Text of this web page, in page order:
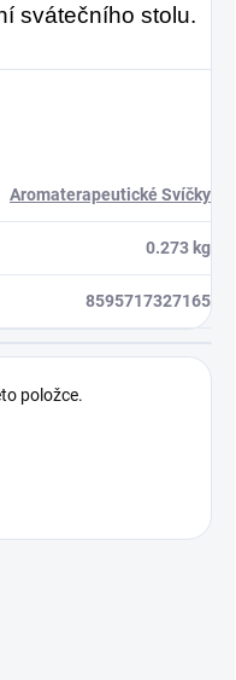
svátečního stolu.
Aromaterapeutické Svíčky
0.273 kg
8595717327165
položce.